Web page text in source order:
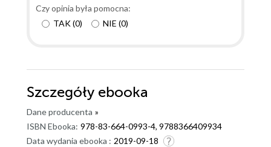
Czy opinia była pomocna:
TAK(0) NIE (0)
Szczegóły ebooka
Dane producenta »
ISBN Ebooka: 978-83-664-0993-4, 9788366409934
Data wydania ebooka : 2019-09-18